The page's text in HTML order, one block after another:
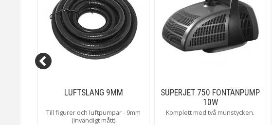
LUFTSLANG 9MM
Till figurer och luftpumpar - 9mm
(invändigt mått)
SUPERJET 750 FONTÄNPUMP
10W
Komplett med två munstycken.